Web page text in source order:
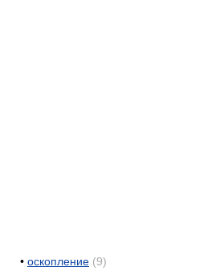
• оскопление (9)